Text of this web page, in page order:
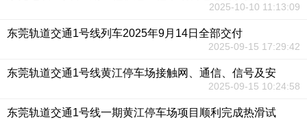
2025-10-10 11:13:09
东莞轨道交通1号线列车2025年9月14日全部交付
2025-09-15 17:29:42
东莞轨道交通1号线黄江停车场接触网、通信、信号及安
2025-09-15 10:24:58
东莞轨道交通1号线一期黄江停车场项目顺利完成热滑试